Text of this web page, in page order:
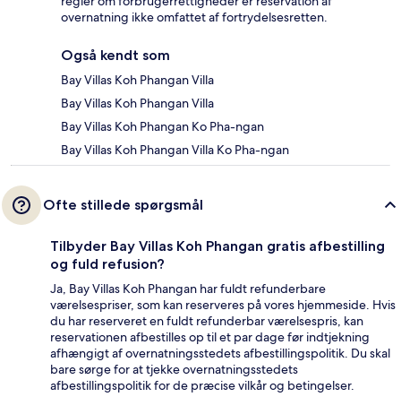
overnatning ikke omfattet af fortrydelsesretten.
Også kendt som
Bay Villas Koh Phangan Villa
Bay Villas Koh Phangan Villa
Bay Villas Koh Phangan Ko Pha-ngan
Bay Villas Koh Phangan Villa Ko Pha-ngan
Ofte stillede spørgsmål
Tilbyder Bay Villas Koh Phangan gratis afbestilling
og fuld refusion?
Ja, Bay Villas Koh Phangan har fuldt refunderbare
værelsespriser, som kan reserveres på vores hjemmeside. Hvis
du har reserveret en fuldt refunderbar værelsespris, kan
reservationen afbestilles op til et par dage før indtjekning
afhængigt af overnatningsstedets afbestillingspolitik. Du skal
bare sørge for at tjekke overnatningsstedets
afbestillingspolitik for de præcise vilkår og betingelser.